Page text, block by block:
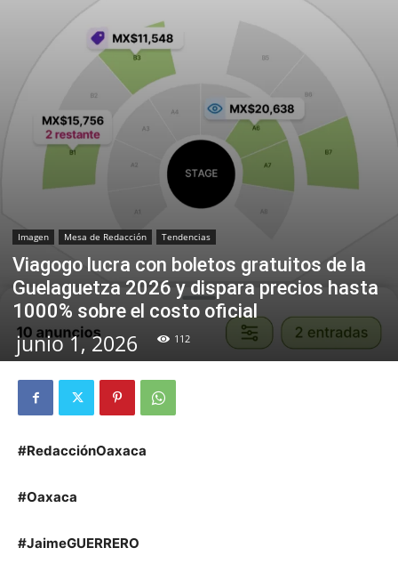
Imagen Mesa de Redacción Tendencias
Viagogo lucra con boletos gratuitos de la
Guelaguetza 2026 y dispara precios hasta
1000% sobre el costo oficial
junio 1, 2026 112
#RedacciónOaxaca
#Oaxaca
#JaimeGUERRERO